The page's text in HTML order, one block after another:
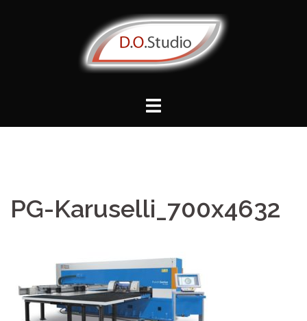
PG-Karuselli_700x4632